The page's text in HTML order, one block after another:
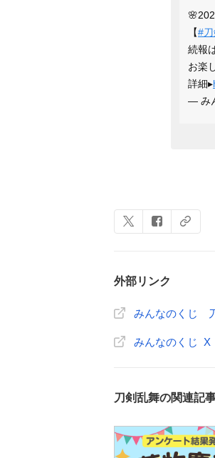
【#
続報
お楽
詳細▸
— み
外部リンク
みんなのくじ
みんなのくじ X
刀剣乱舞の関連記